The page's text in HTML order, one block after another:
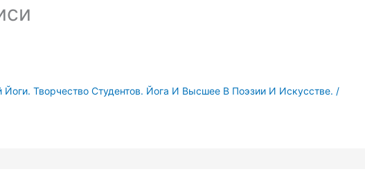
Творчество Студентов. Йога И Высшее В Поэзии И Искусстве. /